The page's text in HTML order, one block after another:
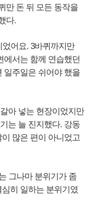
만 돈 뒤 모든 동작을
다.
어요. 3바퀴까지만
에서는 함께 연습했던
일주일은 쉬어야 했을
아 넣는 현장이었지만
는 늘 진지했다. 강동
많은 편이 아니었고
그나마 분위기가 좀
히 일하는 분위기였